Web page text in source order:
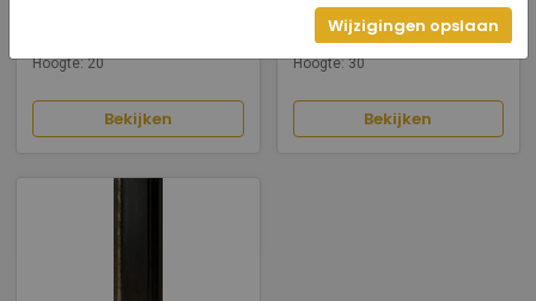
Hoogte: 20
Bekijken
Breedte: 50
Hoogte: 30
Bekijken
Wijzigingen opslaan